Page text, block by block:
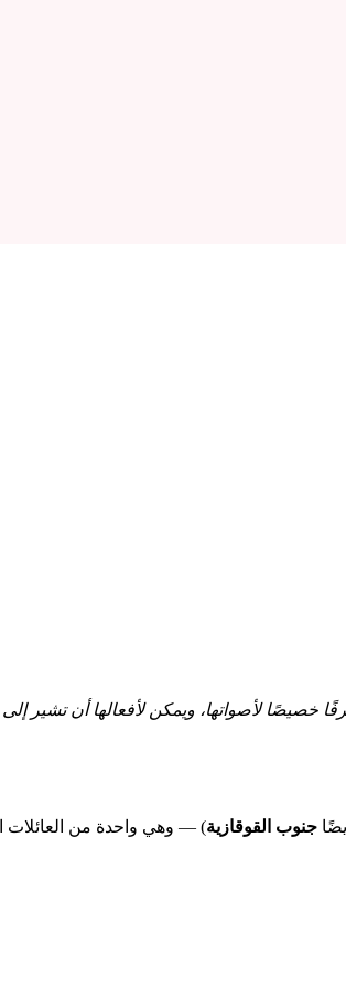
الجورجية ليست مرتبطة بأي عائلة لغوية رئيسية. تم تصميم أبجديتها المكونة من
جنوب القوقازية) — وهي واحدة من العائلات